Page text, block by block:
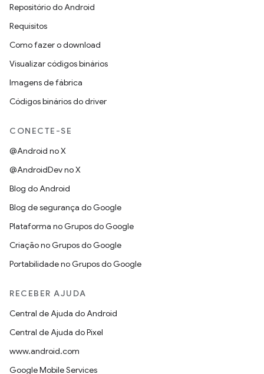
Repositório do Android
Requisitos
Como fazer o download
Visualizar códigos binários
Imagens de fábrica
Códigos binários do driver
CONECTE-SE
@Android no X
@AndroidDev no X
Blog do Android
Blog de segurança do Google
Plataforma no Grupos do Google
Criação no Grupos do Google
Portabilidade no Grupos do Google
RECEBER AJUDA
Central de Ajuda do Android
Central de Ajuda do Pixel
www.android.com
Google Mobile Services